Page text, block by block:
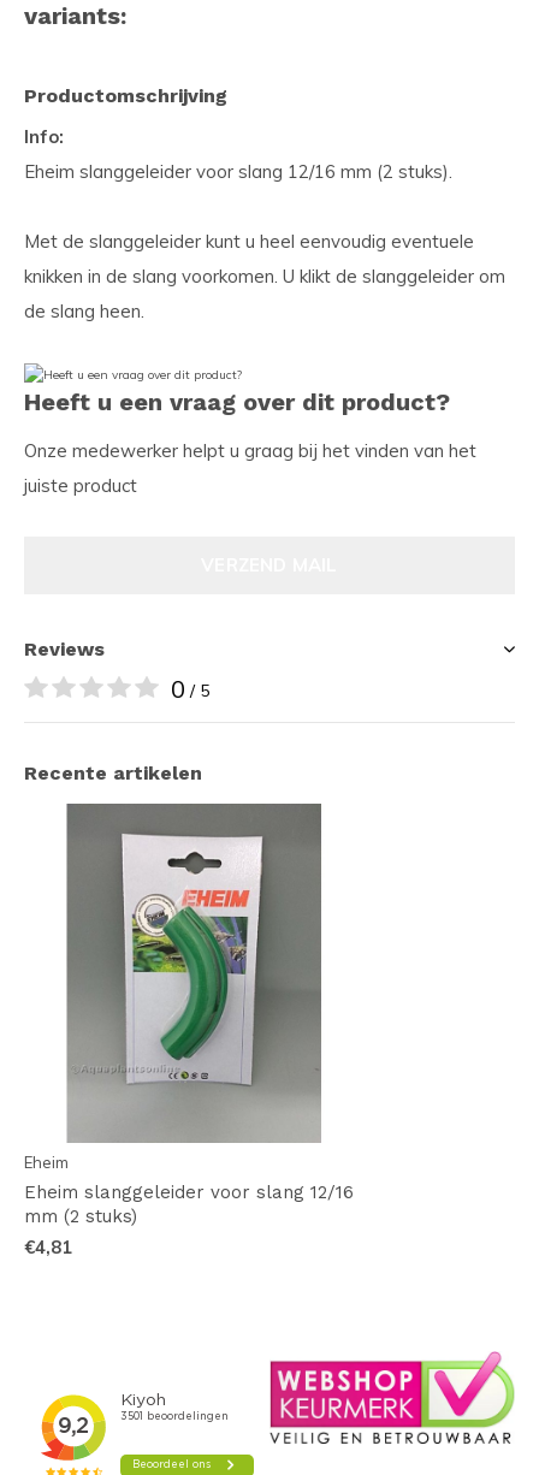
variants:
Productomschrijving
Info:
Eheim slanggeleider voor slang 12/16 mm (2 stuks).
Met de slanggeleider kunt u heel eenvoudig eventuele
knikken in de slang voorkomen. U klikt de slanggeleider om
de slang heen.
Heeft u een vraag over dit product?
Onze medewerker helpt u graag bij het vinden van het
juiste product
Reviews
0 / 5
Recente artikelen
Eheim
Eheim slanggeleider voor slang 12/16
mm (2 stuks)
€4,81